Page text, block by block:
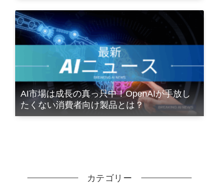
AI市場は成長の真っ只中！OpenAIが手放し
たくない消費者向け製品とは？
カテゴリー